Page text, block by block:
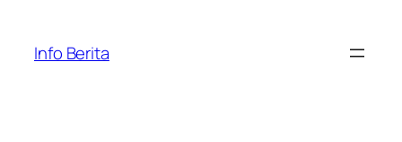
content
Info Berita